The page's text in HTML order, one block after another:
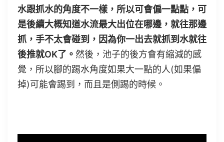
水跟抓水的角度不一樣，所以可會偏一點點，可
是後續大概知道水流最大出位在哪邊，就往那邊
抓，手不太會碰到，因為你一出去就抓到水就往
後推就OK了。 然後，池子的後方會有縮減的感
覺，所以腳的踢水角度如果大一點的人(如果偏
掉)可能會踢到，而且是側踢的時候。